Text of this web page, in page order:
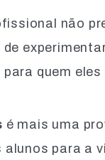
não
quem eles
é mais uma
para a